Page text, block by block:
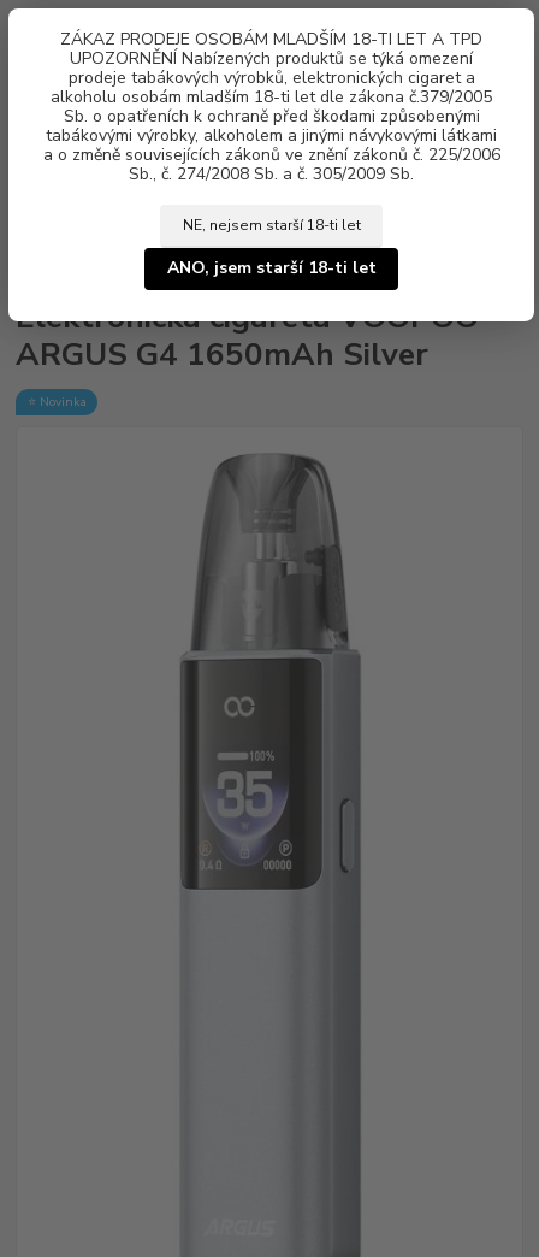
ZÁKAZ PRODEJE OSOBÁM MLADŠÍM 18-TI LET A TPD
UPOZORNĚNÍ Nabízených produktů se týká omezení
prodeje tabákových výrobků, elektronických cigaret a
alkoholu osobám mladším 18-ti let dle zákona č.379/2005
Sb. o opatřeních k ochraně před škodami způsobenými
tabákovými výrobky, alkoholem a jinými návykovými látkami
a o změně souvisejících zákonů ve znění zákonů č. 225/2006
Sb., č. 274/2008 Sb. a č. 305/2009 Sb.
NE, nejsem starší 18-ti let
ANO, jsem starší 18-ti let
Menu
za0 Kč
ARGUS G4 1650mAh Silver
Elektronická cigareta VOOPOO
ARGUS G4 1650mAh Silver
⭐ Novinka